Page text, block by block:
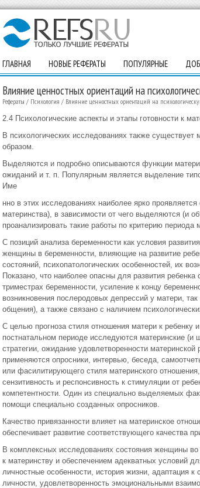
ГЛАВНАЯ НОВЫЕ РЕФЕРАТЫ ПОПУЛЯРНЫЕ
Влияние ценностных ориентаций на
Рефераты / Психология / Влияние ценностных ориентаций на
2.4 Психологические аспекты и этапы готовности к
В психологических исследованиях также
образом.
Выделяются и подробно описываются функции
ожиданий и т. п. Популярным является выделение
Име
нно в этих исследованиях наиболее ярко
материнства), в зависимости от чего выделяются (и
проанализировать такие работы по критерию периода
С позиций анализа беременности как условия
женщины в беременности, влияющие на развитие
состояний, психопатологических особенностей, их
Показано, что наиболее опасны для развития
триместрах беременности, усиление к концу
возникновения послеродовых депрессий у матери,
общения), а также связано с наличием
С целью прогноза стиля отношения матери к ребенку
постнатальном периоде исследуются материнские
стратегии, ожидание удовлетворенности
применяются опросники, интервью, беседа,
или фасилитирующего стиля материнского
сензитивность и респонсивность к стимуляции от
компетентности. Один из специально выделяемых
помощи специально созданных опросников.
Качество привязанности влияет на материнское
обеспечивает развитие соответствующего качества
В комплексных исследованиях состояния женщины
к материнству и обеспечением адекватных условий
личностные особенности, история жизни, адаптация к
личности, удовлетворенность эмоциональными